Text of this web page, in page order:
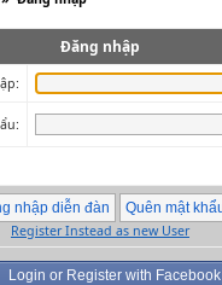
Đăng nhập
Register Instead as new User
Login or Register with Facebook